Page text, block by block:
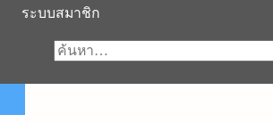
ระบบสมาชิก